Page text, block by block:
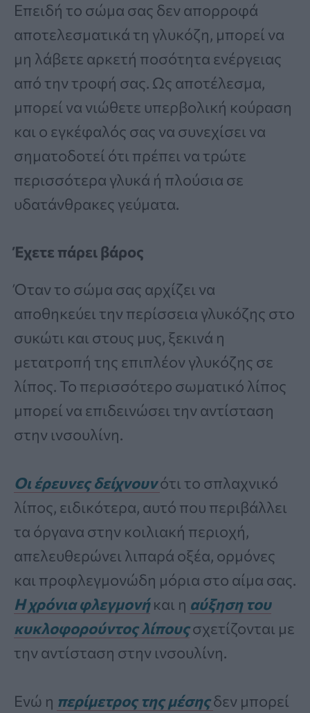
Επειδή το σώμα σας δεν απορροφά
αποτελεσματικά τη γλυκόζη, μπορεί να
μη λάβετε αρκετή ποσότητα ενέργειας
από την τροφή σας. Ως αποτέλεσμα,
μπορεί να νιώθετε υπερβολική κούραση
και ο εγκέφαλός σας να συνεχίσει να
σηματοδοτεί ότι πρέπει να τρώτε
περισσότερα γλυκά ή πλούσια σε
υδατάνθρακες γεύματα.
Έχετε πάρει βάρος
Όταν το σώμα σας αρχίζει να
αποθηκεύει την περίσσεια γλυκόζης στο
συκώτι και στους μυς, ξεκινά η
μετατροπή της επιπλέον γλυκόζης σε
λίπος. Το περισσότερο σωματικό λίπος
μπορεί να επιδεινώσει την αντίσταση
στην ινσουλίνη.
Οι έρευνες δείχνουνότι το σπλαχνικό
λίπος, ειδικότερα, αυτό που περιβάλλει
τα όργανα στην κοιλιακή περιοχή,
απελευθερώνει λιπαρά οξέα, ορμόνες
και προφλεγμονώδη μόρια στο αίμα σας.
Η χρόνια φλεγμονή και η αύξηση του
κυκλοφορούντος λίπουςσχετίζονται με
την αντίσταση στην ινσουλίνη.
Ενώ η περίμετρος της μέσηςδεν μπορεί